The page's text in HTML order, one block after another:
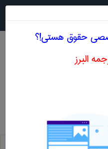
حقوق هستی!؟
البرز